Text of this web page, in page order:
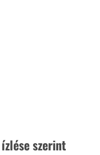
szerint